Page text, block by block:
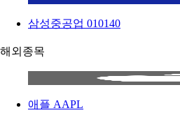
삼성중공업 010140
해외종목
애플 AAPL